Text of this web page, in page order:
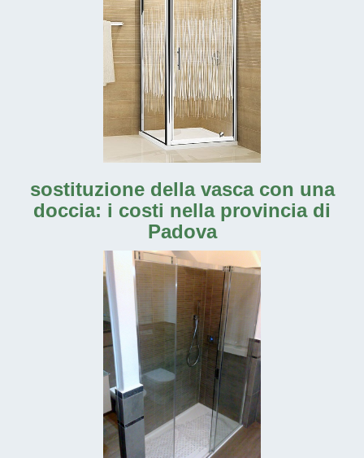
sostituzione della vasca con una
doccia: i costi nella provincia di
Padova